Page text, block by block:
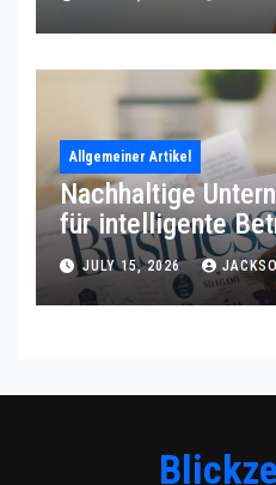
Allgemeiner Artikel
Nachhaltige
für intelligente
JULY 15, 2026